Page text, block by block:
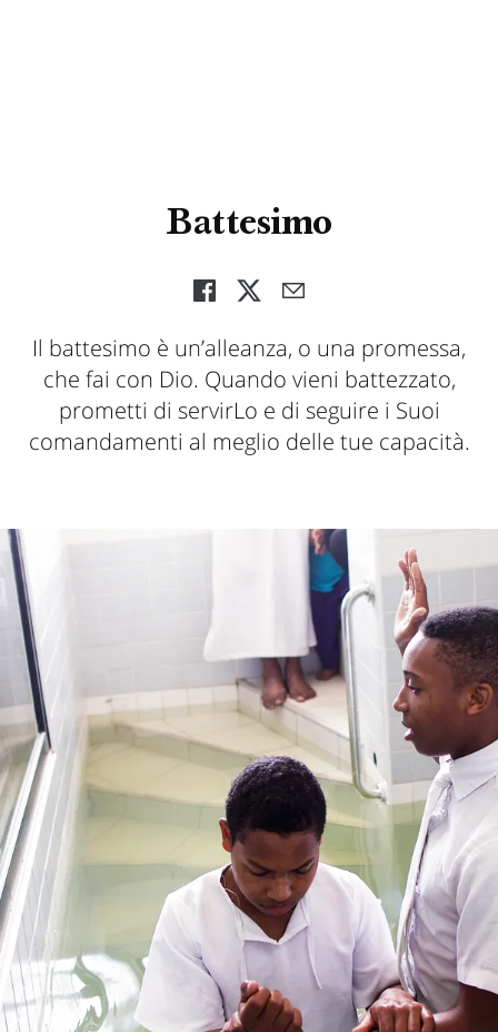
Battesimo
Il battesimo è un’alleanza, o una promessa,
che fai con Dio. Quando vieni battezzato,
prometti di servirLo e di seguire i Suoi
comandamenti al meglio delle tue capacità.